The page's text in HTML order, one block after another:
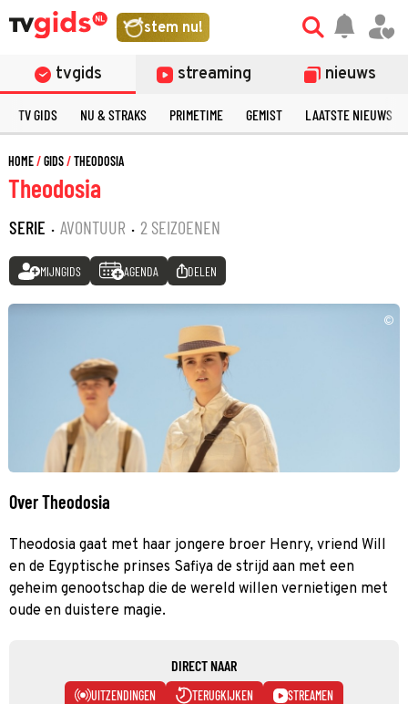
stem nu!
tvgids streaming nieuws
TV GIDS NU & STRAKS PRIMETIME GEMIST LAATSTE NIEUWS
HOME GIDS THEODOSIA
Theodosia
SERIE · AVONTUUR · 2 SEIZOENEN
MIJNGIDS AGENDA DELEN
©
Over Theodosia
Theodosia gaat met haar jongere broer Henry, vriend Will
en de Egyptische prinses Safiya de strijd aan met een
geheim genootschap die de wereld willen vernietigen met
oude en duistere magie.
DIRECT NAAR
UITZENDINGEN TERUGKIJKEN STREAMEN